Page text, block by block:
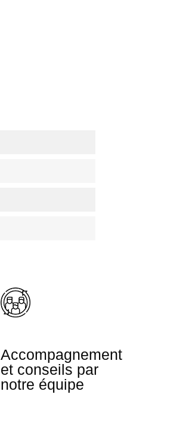
Accompagnement
et conseils par
notre équipe